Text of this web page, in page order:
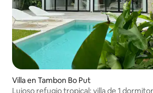
Villa en Tambon Bo Put
Lujoso refugio tropical: villa de 1